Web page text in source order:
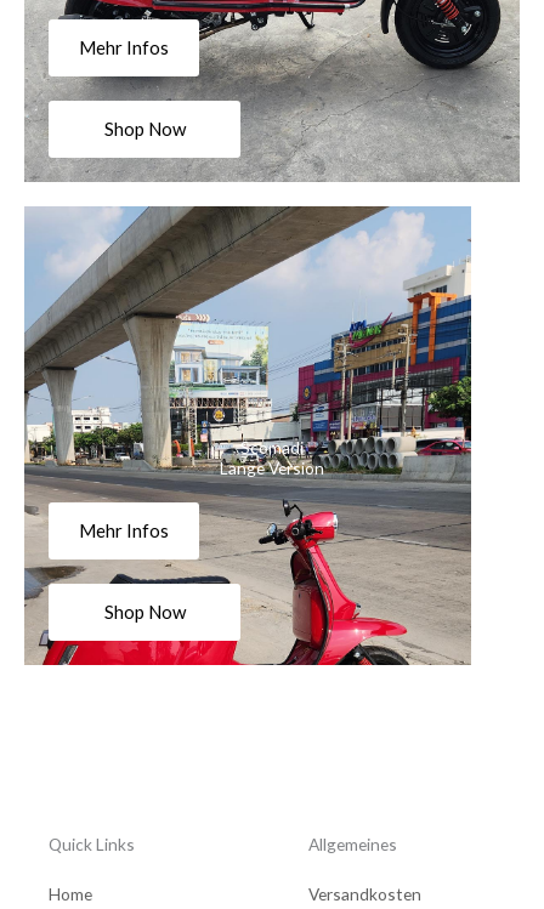
Mehr Infos
Shop Now
Scomadi
Lange Version
Mehr Infos
Shop Now
Quick Links
Home
Allgemeines
Versandkosten